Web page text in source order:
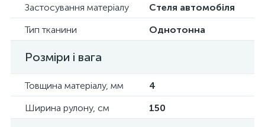
Застосування матеріалу
Стеля автомобіля
Тип тканини
Однотонна
Розміри і вага
Товщина матеріалу, мм
4
Ширина рулону, см
150